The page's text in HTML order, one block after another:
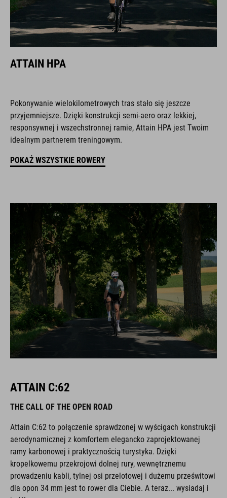
ATTAIN HPA
Pokonywanie wielokilometrowych tras stało się jeszcze
przyjemniejsze. Dzięki konstrukcji semi-aero oraz lekkiej,
responsywnej i wszechstronnej ramie, Attain HPA jest Twoim
idealnym partnerem treningowym.
POKAŻ WSZYSTKIE ROWERY
ATTAIN C:62
THE CALL OF THE OPEN ROAD
Attain C:62 to połączenie sprawdzonej w wyścigach konstrukcji
aerodynamicznej z komfortem elegancko zaprojektowanej
ramy karbonowej i praktycznością turystyka. Dzięki
kropelkowemu przekrojowi dolnej rury, wewnętrznemu
prowadzeniu kabli, tylnej osi przelotowej i dużemu prześwitowi
dla opon 34 mm jest to rower dla Ciebie. A teraz... wysiadaj i